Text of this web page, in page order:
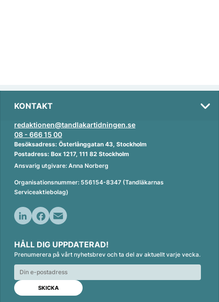
KONTAKT
redaktionen@tandlakartidningen.se
08 - 666 15 00
Besöksadress: Österlånggatan 43, Stockholm
Postadress: Box 1217, 111 82 Stockholm
Ansvarig utgivare: Anna Norberg
Organisationsnummer: 556154-8347 (Tandläkarnas
Serviceaktiebolag)
n
k
e
d
n
c
e
b
o
o
k
a
i
l
HÅLL DIG UPPDATERAD!
Prenumerera på vårt nyhetsbrev och ta del av aktuellt varje vecka.